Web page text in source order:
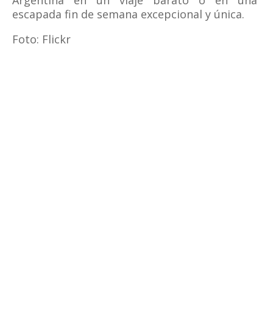
escapada fin de semana excepcional y única.
Foto: Flickr